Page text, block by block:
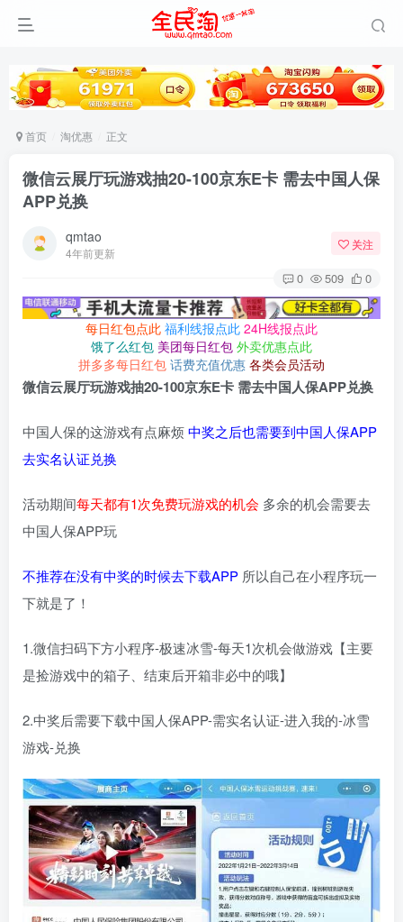
首页 淘优惠 正文
微信云展厅玩游戏抽20-100京东E卡 需去中国人保
APP兑换
qmtao
4年前更新
关注
0 509 0
每日红包点此 福利线报点此 24H线报点此
饿了么红包 美团每日红包 外卖优惠点此
拼多多每日红包 话费充值优惠 各类会员活动
微信云展厅玩游戏抽20-100京东E卡 需去中国人保APP兑换
中国人保的这游戏有点麻烦中奖之后也需要到中国人保APP
去实名认证兑换
活动期间每天都有1次免费玩游戏的机会 多余的机会需要去
中国人保APP玩
不推荐在没有中奖的时候去下载APP 所以自己在小程序玩一
下就是了！
1.微信扫码下方小程序-极速冰雪-每天1次机会做游戏【主要
是捡游戏中的箱子、结束后开箱非必中的哦】
2.中奖后需要下载中国人保APP-需实名认证-进入我的-冰雪
游戏-兑换